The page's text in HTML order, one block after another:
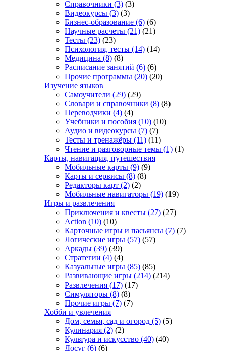
Справочники (3) (3)
Видеокурсы (3) (3)
Бизнес-образование (6) (6)
Научные расчеты (21) (21)
Тесты (23) (23)
Психология, тесты (14) (14)
Медицина (8) (8)
Расписание занятий (6) (6)
Прочие программы (20) (20)
Изучение языков
Самоучители (29) (29)
Словари и справочники (8) (8)
Переводчики (4) (4)
Учебники и пособия (10) (10)
Аудио и видеокурсы (7) (7)
Тесты и тренажёры (11) (11)
Чтение и разговорные темы (1) (1)
Карты, навигация, путешествия
Мобильные карты (9) (9)
Карты и сервисы (8) (8)
Редакторы карт (2) (2)
Мобильные навигаторы (19) (19)
Игры и развлечения
Приключения и квесты (27) (27)
Action (10) (10)
Карточные игры и пасьянсы (7) (7)
Логические игры (57) (57)
Аркады (39) (39)
Стратегии (4) (4)
Казуальные игры (85) (85)
Развивающие игры (214) (214)
Развлечения (17) (17)
Симуляторы (8) (8)
Прочие игры (7) (7)
Хобби и увлечения
Дом, семья, сад и огород (5) (5)
Кулинария (2) (2)
Культура и искусство (40) (40)
Досуг (6) (6)